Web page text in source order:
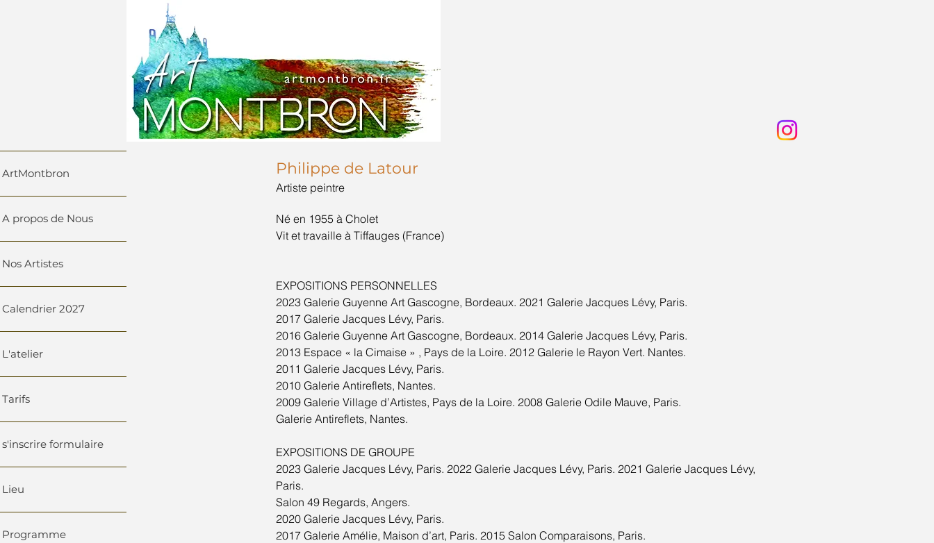
Philippe de Latour
Artiste peintre
Né en 1955 à Cholet
Vit et travaille à Tiffauges (France)
EXPOSITIONS PERSONNELLES
2023 Galerie Guyenne Art Gascogne, Bordeaux. 2021 Galerie Jacques Lévy, Paris.
2017 Galerie Jacques Lévy, Paris.
2016 Galerie Guyenne Art Gascogne, Bordeaux. 2014 Galerie Jacques Lévy, Paris.
2013 Espace « la Cimaise » , Pays de la Loire. 2012 Galerie le Rayon Vert. Nantes.
2011 Galerie Jacques Lévy, Paris.
2010 Galerie Antireflets, Nantes.
2009 Galerie Village d’Artistes, Pays de la Loire. 2008 Galerie Odile Mauve, Paris.
Galerie Antireflets, Nantes.
EXPOSITIONS DE GROUPE
2023 Galerie Jacques Lévy, Paris. 2022 Galerie Jacques Lévy, Paris. 2021 Galerie Jacques Lévy,
Paris.
Salon 49 Regards, Angers.
2020 Galerie Jacques Lévy, Paris.
2017 Galerie Amélie, Maison d’art, Paris. 2015 Salon Comparaisons, Paris.
ArtMontbron
A propos de Nous
Nos Artistes
Calendrier 2027
L'atelier
Tarifs
s'inscrire formulaire
Lieu
Programme